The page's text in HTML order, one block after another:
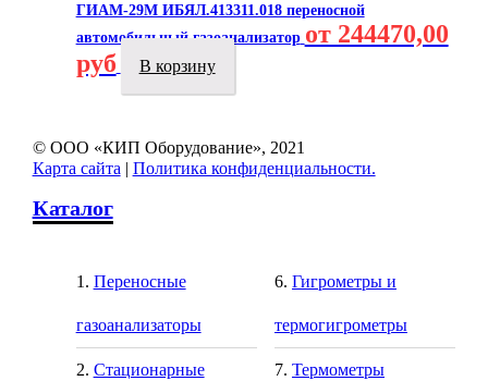
ГИАМ-29М ИБЯЛ.413311.018 переносной
автомобильный газоанализатор от 244470,00
руб
В корзину
© ООО «КИП Оборудование», 2021
Карта сайта | Политика конфиденциальности.
Каталог
Переносные
газоанализаторы
Стационарные
Гигрометры и
термогигрометры
Термометры